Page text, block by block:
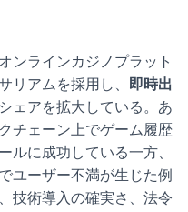
ンラインカジノプラット
リアムを採用し、
即時出
ェアを拡大している。あ
チェーン上でゲーム履歴
ルに成功している一方、
ユーザー不満が生じた例
技術導入の確実さ、法令